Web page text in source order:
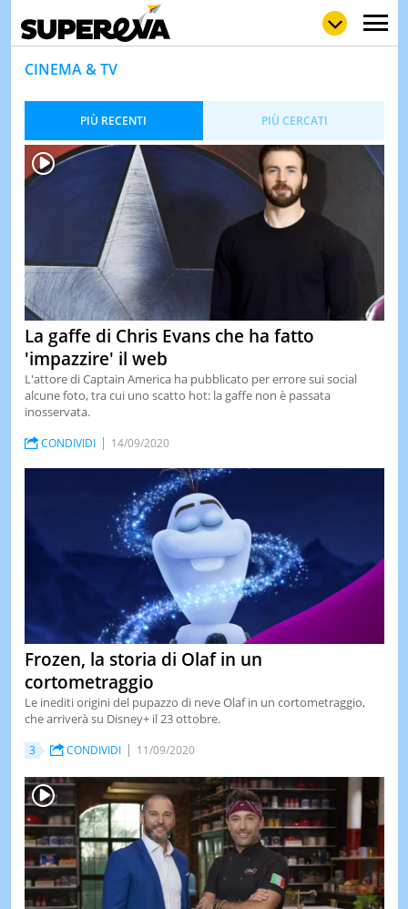
WOW
POP
STORIE
& TV
QUIZ
&
DI
IERI
CINEMA & TV
PIÙ RECENTI PIÙ CERCATI
La gaffe di Chris Evans che ha fatto
'impazzire' il web
L'attore di Captain America ha pubblicato per errore sui social
alcune foto, tra cui uno scatto hot: la gaffe non è passata
inosservata.
CONDIVIDI 14/09/2020
Frozen, la storia di Olaf in un
cortometraggio
Le inediti origini del pupazzo di neve Olaf in un cortometraggio,
che arriverà su Disney+ il 23 ottobre.
3 CONDIVIDI 11/09/2020